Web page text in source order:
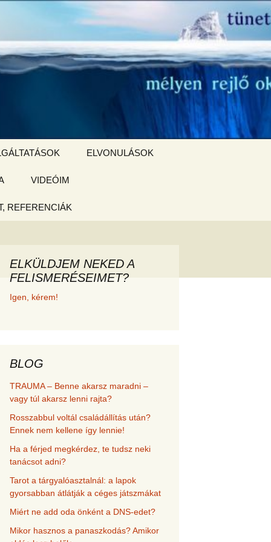
BOLT
ELVONULÁSOK
VIDEÓIM
REFERENCIÁK
az új
és
ELKÜLDJEM NEKED A
FELISMERÉSEIMET?
Igen, kérem!
BLOG
TRAUMA – Benne akarsz maradni –
vagy túl akarsz lenni rajta?
Rosszabbul voltál családállítás után?
Ennek nem kellene így lennie!
Ha a férjed megkérdez, te tudsz neki
tanácsot adni?
Tarot a tárgyalóasztalnál: a lapok
gyorsabban átlátják a céges játszmákat
Miért ne add oda önként a DNS-edet?
Mikor hasznos a panaszkodás? Amikor